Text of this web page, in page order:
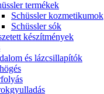
termékek
Schüssler kozmetikumok
Schüssler sók
készítmények
és lázcsillapítók